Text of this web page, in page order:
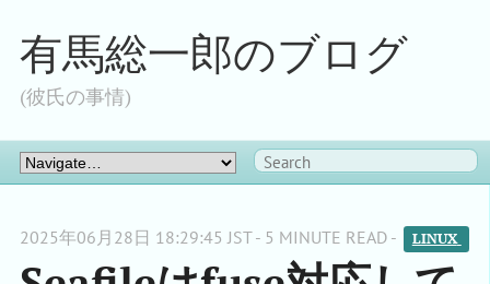
有馬総一郎のブログ
(彼氏の事情)
2025年06月28日 18:29:45 JST - 5 MINUTE READ - LINUX